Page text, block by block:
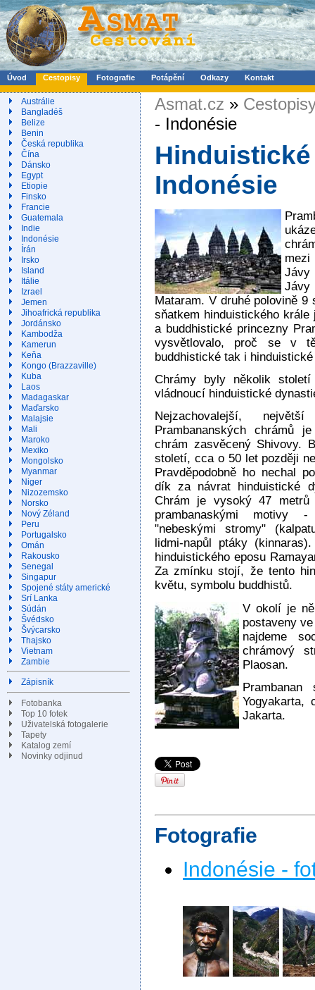
Úvod Cestopisy Fotografie Potápění Odkazy Kontakt
Austrálie
Bangladéš
Belize
Benin
Česká republika
Čína
Dánsko
Egypt
Etiopie
Finsko
Francie
Guatemala
Indie
Indonésie
Írán
Irsko
Island
Itálie
Izrael
Jemen
Jihoafrická republika
Jordánsko
Kambodža
Kamerun
Keňa
Kongo (Brazzaville)
Kuba
Laos
Madagaskar
Maďarsko
Malajsie
Mali
Maroko
Mexiko
Mongolsko
Myanmar
Niger
Nizozemsko
Norsko
Nový Zéland
Peru
Portugalsko
Omán
Rakousko
Senegal
Singapur
Spojené státy americké
Srí Lanka
Súdán
Švédsko
Švýcarsko
Thajsko
Vietnam
Zambie
Zápisník
Fotobanka
Top 10 fotek
Uživatelská fotogalerie
Tapety
Katalog zemí
Novinky odjinud
Asmat.cz »
- Indonésie
Indonésie
mezi
Mataram. V druhé polovině
sňatkem hinduistického
a buddhistické princezny
vysvětlovalo, proč se v
buddhistické tak i
Chrámy byly několik
vládnoucí hinduistické
Nejzachovalejší,
Prambananských chrámů
chrám zasvěcený Shivovy.
století, cca o 50 let později
Pravděpodobně ho nechal
dík za návrat hinduistické
Chrám je vysoký 47
prambanaskými motivy
"nebeskými stromy"
lidmi-napůl ptáky
hinduistického eposu
Za zmínku stojí, že tento
květu, symbolu buddhistů.
V okolí je
postaveny
najdeme
chrámový
Plaosan.
Yogyakarta,
Jakarta.
Fotografie
Indonésie -